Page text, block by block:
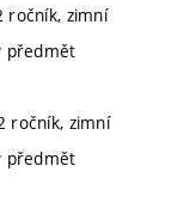
ročník, zimní
předmět
ročník, zimní
předmět